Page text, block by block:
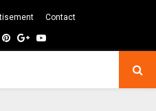
Contact
Pinterest
GoogleYoutube